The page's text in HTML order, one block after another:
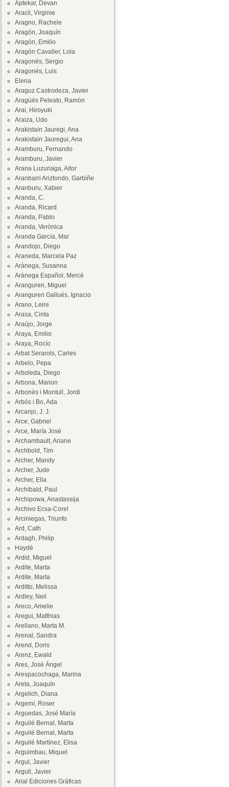
Aptekar, Devan
Aracil, Virginie
Aragno, Rachele
Aragón, Joaquín
Aragón, Emilio
Aragón Cavaller, Lola
Aragonés, Sergio
Aragonés, Luis
Elena
Araguz Castrodeza, Javier
Aragüés Peleato, Ramón
Arai, Hiroyuki
Araiza, Udo
Arakistain Jauregi, Ana
Arakistain Jauregui, Ana
Aramburu, Fernando
Aramburu, Javier
Arana Luzuriaga, Aitor
Aranbarri Ariztondo, Garbiñe
Aranburu, Xabier
Aranda, C.
Aranda, Ricard
Aranda, Pablo
Aranda, Verònica
Aranda García, Mar
Arandojo, Diego
Araneda, Marcela Paz
Arànega, Susanna
Arànega Español, Mercè
Aranguren, Miguel
Aranguren Gallués, Ignacio
Arano, Leire
Arasa, Cinta
Araújo, Jorge
Araya, Emilio
Araya, Rocío
Arbat Serarols, Carles
Arbelo, Pepa
Arboleda, Diego
Arbona, Marion
Arbonès i Montull, Jordi
Arbós i Bo, Ada
Arcanjo, J. J.
Arce, Gabriel
Arce, María José
Archambault, Ariane
Archbold, Tim
Archer, Mandy
Archer, Jude
Archer, Ella
Archibald, Paul
Archipowa, Anastassija
Archivo Ecsa-Corel
Arciniegas, Triunfo
Ard, Cath
Ardagh, Philip
Haydé
Ardid, Miguel
Ardite, Marta
Ardite, Marta
Arditto, Melissa
Ardley, Neil
Areco, Amelie
Aregui, Matthias
Arellano, Marta M.
Arenal, Sandra
Arend, Doris
Arenz, Ewald
Ares, José Ángel
Arespacochaga, Marina
Areta, Joaquín
Argelich, Diana
Argemí, Roser
Arguedas, José María
Arguilé Bernal, Marta
Arguilé Bernal, Marta
Arguilé Martínez, Elisa
Arguimbau, Miquel
Argul, Javier
Argull, Javier
Arial Ediciones Gráficas